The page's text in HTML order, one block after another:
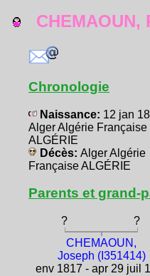
CHEMAOUN,
Chronologie
Naissance: 12 jan
Alger Algérie Française
ALGÉRIE
Décès: Alger Algérie
Française ALGÉRIE
Parents et grand-
? ?
CHEMAOUN,
Joseph (I351414)
env 1817 - apr 29 juil